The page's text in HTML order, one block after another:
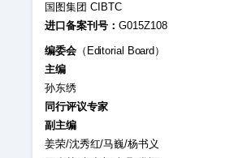
国图集团 CIBTC
进口备案刊号： G015Z108
编委会（Editorial Board）
主编
孙东绣
同行评议专家
副主编
姜荣/沈秀红/马巍/杨书义